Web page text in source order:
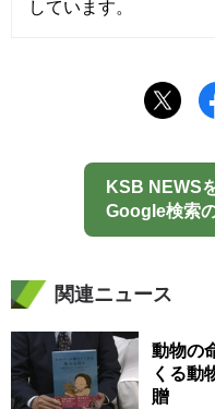
しています。
KSB NEWS
Google検索
関連ニュース
動物の
くる動
贈